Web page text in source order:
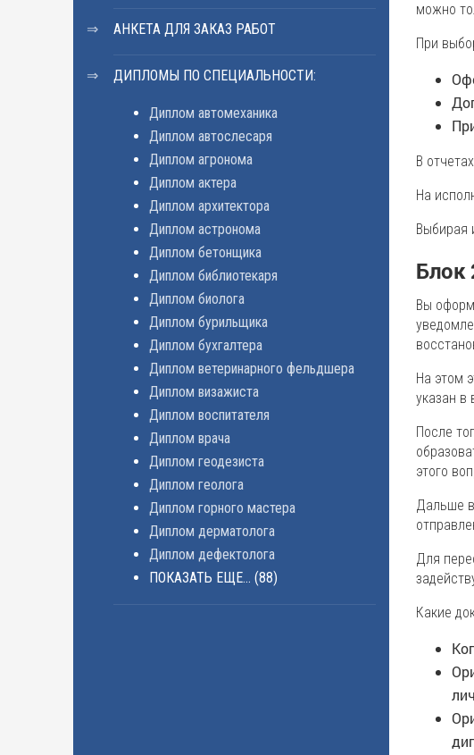
АНКЕТА ДЛЯ ЗАКАЗ РАБОТ
ДИПЛОМЫ ПО СПЕЦИАЛЬНОСТИ:
Диплом автомеханика
Диплом автослесаря
Диплом агронома
Диплом актера
Диплом архитектора
Диплом астронома
Диплом бетонщика
Диплом библиотекаря
Диплом биолога
Диплом бурильщика
Диплом бухгалтера
Диплом ветеринарного фельдшера
Диплом визажиста
Диплом воспитателя
Диплом врача
Диплом геодезиста
Диплом геолога
Диплом горного мастера
Диплом дерматолога
Диплом дефектолога
ПОКАЗАТЬ ЕЩЕ... (88)
можно
При
В
На
Выбирая
Блок
Вы
На этом
указан в
После
этого
Дальше
Для
Какие